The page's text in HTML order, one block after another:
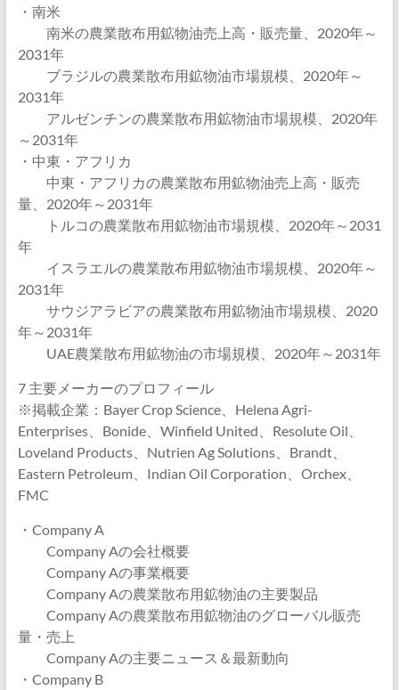
・南米
南米の農業散布用鉱物油売上高・販売量、2020年～
2031年
ブラジルの農業散布用鉱物油市場規模、2020年～
2031年
アルゼンチンの農業散布用鉱物油市場規模、2020年
～2031年
・中東・アフリカ
中東・アフリカの農業散布用鉱物油売上高・販売
量、2020年～2031年
トルコの農業散布用鉱物油市場規模、2020年～2031
年
イスラエルの農業散布用鉱物油市場規模、2020年～
2031年
サウジアラビアの農業散布用鉱物油市場規模、2020
年～2031年
UAE農業散布用鉱物油の市場規模、2020年～2031年
7 主要メーカーのプロフィール
※掲載企業：Bayer Crop Science、Helena Agri-
Enterprises、Bonide、Winfield United、Resolute Oil、
Loveland Products、Nutrien Ag Solutions、Brandt、
Eastern Petroleum、Indian Oil Corporation、Orchex、
FMC
・Company A
Company Aの会社概要
Company Aの事業概要
Company Aの農業散布用鉱物油の主要製品
Company Aの農業散布用鉱物油のグローバル販売
量・売上
Company Aの主要ニュース＆最新動向
・Company B